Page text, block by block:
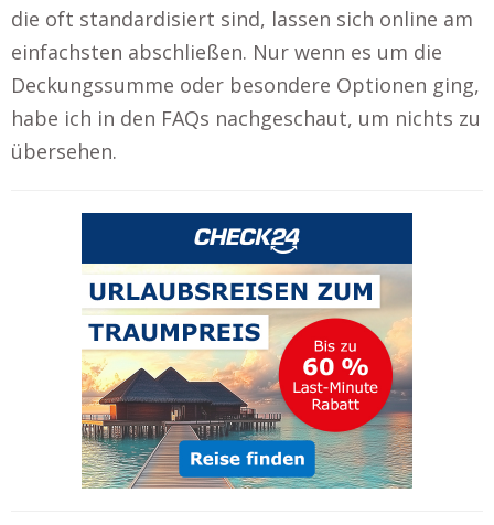
die oft standardisiert sind, lassen sich online am
einfachsten abschließen. Nur wenn es um die
Deckungssumme oder besondere Optionen ging,
habe ich in den FAQs nachgeschaut, um nichts zu
übersehen.